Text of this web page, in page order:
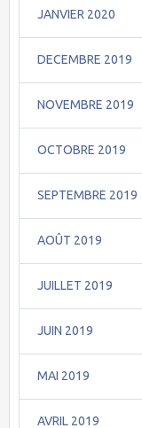
JANVIER 2020
DECEMBRE 2019
NOVEMBRE 2019
OCTOBRE 2019
SEPTEMBRE 2019
AOÛT 2019
JUILLET 2019
JUIN 2019
MAI 2019
AVRIL 2019